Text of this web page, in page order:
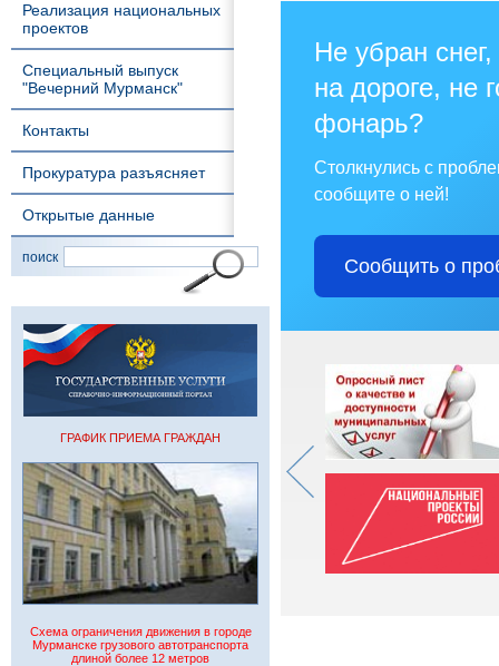
Реализация национальных
проектов
Специальный выпуск
"Вечерний Мурманск"
Контакты
Прокуратура разъясняет
Открытые данные
поиск
ГРАФИК ПРИЕМА ГРАЖДАН
Схема ограничения движения в городе
Мурманске грузового автотранспорта
длиной более 12 метров
Не убран
на дороге, не
фонарь?
Столкнулись с
сообщите о ней!
Сообщить о